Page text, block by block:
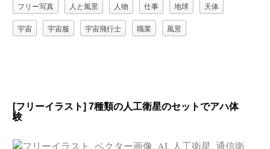
フリー写真 人と風景 人物 仕事 地球 天体
宇宙 宇宙服 宇宙飛行士 職業 風景
[フリーイラスト] 7種類の人工衛星のセットでアハ体
験